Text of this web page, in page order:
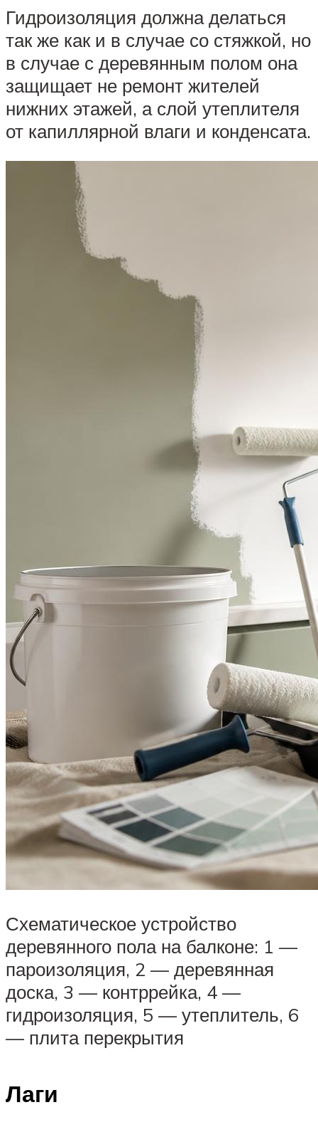
Гидроизоляция должна делаться
так же как и в случае со стяжкой, но
в случае с деревянным полом она
защищает не ремонт жителей
нижних этажей, а слой утеплителя
от капиллярной влаги и конденсата.
Схематическое устройство
деревянного пола на балконе: 1 —
пароизоляция, 2 — деревянная
доска, 3 — контррейка, 4 —
гидроизоляция, 5 — утеплитель, 6
— плита перекрытия
Лаги